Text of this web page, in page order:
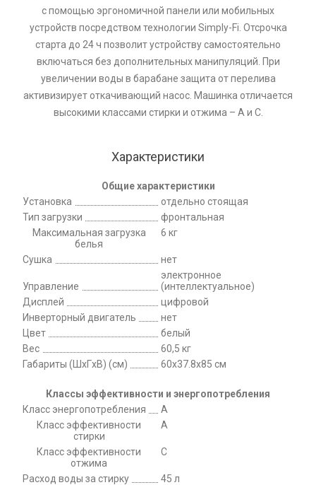
с помощью эргономичной панели или мобильных
устройств посредством технологии Simply-Fi. Отсрочка
старта до 24 ч позволит устройству самостоятельно
включаться без дополнительных манипуляций. При
увеличении воды в барабане защита от перелива
активизирует откачивающий насос. Машинка отличается
высокими классами стирки и отжима – А и С.
Характеристики
Общие характеристики
Установка
отдельно стоящая
Тип загрузки
фронтальная
Максимальная загрузка
белья
6 кг
Сушка нет
Управление
электронное
(интеллектуальное)
Дисплей
цифровой
Инверторный двигатель
нет
Цвет
белый
Вес
60,5 кг
Габариты (ШxГxВ) (см)
60х37.8х85 см
Классы эффективности и энергопотребления
Класс энергопотребления
A
Класс эффективности
стирки
A
Класс эффективности
отжима
C
Расход воды за стирку 45 л